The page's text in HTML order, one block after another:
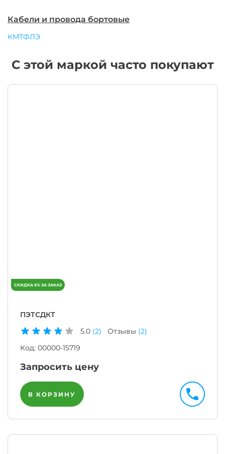
Кабели и провода бортовые
КМТФЛЭ
С этой маркой часто покупают
ПЭТСДКТ
5.0 (2) Отзывы (2)
Код: 00000-15719
Запросить цену
В КОРЗИНУ